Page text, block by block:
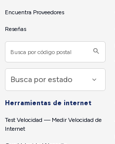
Encuentra Proveedores
Reseñas
Herramientas de internet
Test Velocidad — Medir Velocidad de
Internet